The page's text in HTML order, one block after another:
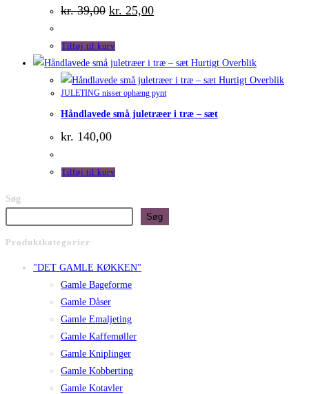
kr.39,00 Den
oprindelige
var:
kr. 39,00.
kr. 25,00Den
aktuelle
kr. 25,00.
Tilføj til kurv
Hurtigt Overblik
Hurtigt Overblik
JULETING nisser ophæng pynt
Håndlavede små juletræer i træ – sæt
kr. 140,00
Tilføj til kurv
Søg
Søg
Produktkategorier
"DET GAMLE KØKKEN"
Gamle Bageforme
Gamle Dåser
Gamle Emaljeting
Gamle Kaffemøller
Gamle Kniplinger
Gamle Kobberting
Gamle Kotavler